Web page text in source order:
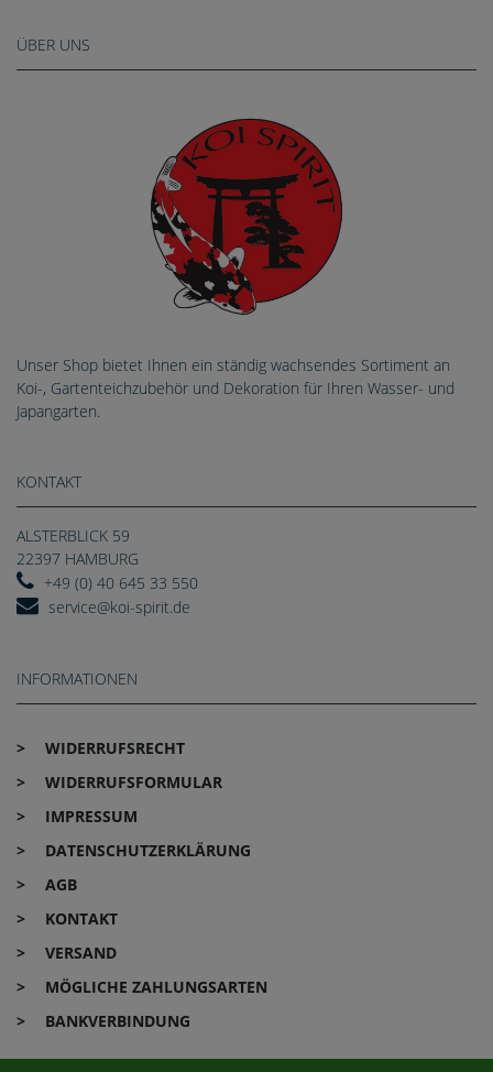
ÜBER UNS
Unser Shop bietet Ihnen ein ständig wachsendes Sortiment an
Koi-, Gartenteichzubehör und Dekoration für Ihren Wasser- und
Japangarten.
KONTAKT
ALSTERBLICK 59
22397 HAMBURG
+49 (0) 40 645 33 550
service@koi-spirit.de
INFORMATIONEN
WIDERRUFS­RECHT
WIDERRUFS­FORMULAR
IMPRESSUM
DATEN­SCHUTZ­ERKLÄRUNG
AGB
KONTAKT
VERSAND
MÖGLICHE ZAHLUNGSARTEN
BANKVERBINDUNG